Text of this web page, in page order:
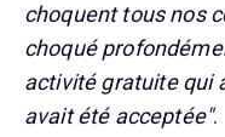
choquent tous nos
choqué
activité gratuite qui
avait été acceptée".